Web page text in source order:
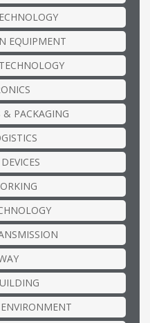
EQUIPMENT
& PACKAGING